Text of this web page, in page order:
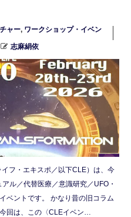
ャー, ワークショップ・イベン
志麻絹依
フ・エキスポ／以下CLE）は、今
ル／代替医療／意識研究／UFO・
ベントです。 かなり昔の旧コラム
回は、この〈CLEイベン…